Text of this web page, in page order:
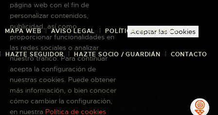
MAPA WEB AVISO LEGAL POLÍTICA DE COOKIES
HAZTE SEGUIDOR HAZTE SOCIO / GUARDIÁN CONTACTO
Copyright © 2026 El Museo Canario · Todos
los derechos reservados
página web con el fin de
personalizar contenidos,
publicidad, así como
proporcionar funcionalidades en
las redes sociales o analizar
nuestro tráfico. Para continuar
acepta la configuración de
nuestras cookies. Puede obtener
más información, o bien conocer
cómo cambiar la configuración,
en nuestra Política de cookies
Aceptar las Cookies